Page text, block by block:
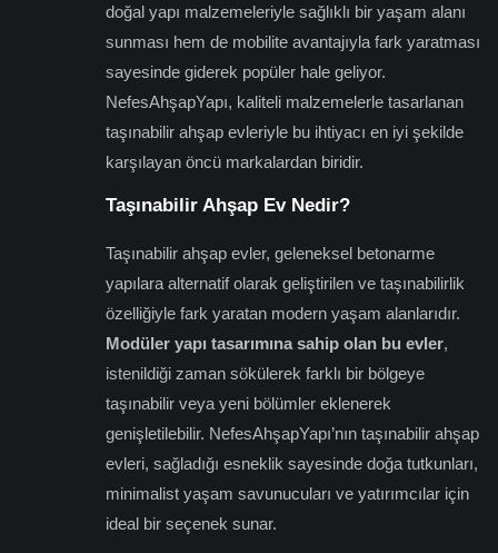
doğal yapı malzemeleriyle sağlıklı bir yaşam alanı
sunması hem de mobilite avantajıyla fark yaratması
sayesinde giderek popüler hale geliyor.
NefesAhşapYapı, kaliteli malzemelerle tasarlanan
taşınabilir ahşap evleriyle bu ihtiyacı en iyi şekilde
karşılayan öncü markalardan biridir.
Taşınabilir Ahşap Ev Nedir?
Taşınabilir ahşap evler, geleneksel betonarme
yapılara alternatif olarak geliştirilen ve taşınabilirlik
özelliğiyle fark yaratan modern yaşam alanlarıdır.
Modüler yapı tasarımına sahip olan bu evler,
istenildiği zaman sökülerek farklı bir bölgeye
taşınabilir veya yeni bölümler eklenerek
genişletilebilir. NefesAhşapYapı’nın taşınabilir ahşap
evleri, sağladığı esneklik sayesinde doğa tutkunları,
minimalist yaşam savunucuları ve yatırımcılar için
ideal bir seçenek sunar.